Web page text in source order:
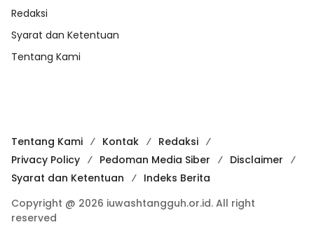
Redaksi
Syarat dan Ketentuan
Tentang Kami
Tentang Kami Kontak
Redaksi
Privacy Policy
Pedoman Media Siber
Disclaimer
Syarat dan Ketentuan
Indeks Berita
Copyright @ 2026 iuwashtangguh.or.id. All right
reserved